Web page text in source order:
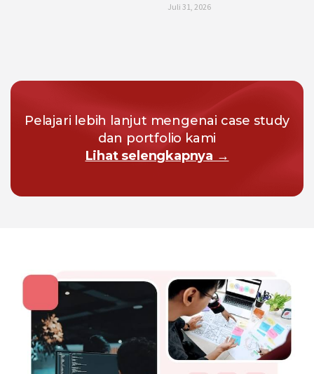
Juli 31, 2026
Pelajari lebih lanjut mengenai case study
dan portfolio kami
Lihat selengkapnya →